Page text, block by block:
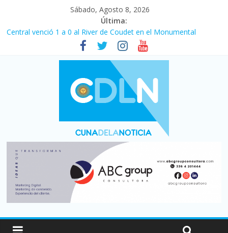
Sábado, Agosto 8, 2026
Última:
Central venció 1 a 0 al River de Coudet en el Monumental
La morosidad alcanzó su nivel más alto en dos décadas y ya
afecta a 400 mil deudores en Santa Fe
Desde que asumió Milei cerraron 41.000 kioscos: el sector
denuncia crisis como en 2001
Vacaciones de invierno con más movimiento y consumo
turístico: 4,6 millones de personas viajaron por el país, un 5,9%
Fuerte caída de la venta de autos usados en julio: bajó un 12,6%